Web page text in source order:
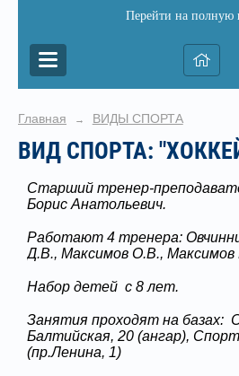
Перейти на полную
Главная → ВИДЫ СПОРТА
ВИД СПОРТА:
Старший тренер-
Борис Анатольевич.
Работают 4 тренера:
Д.В., Максимов О.В., Максимов
Набор детей с 8 лет.
Занятия проходят на базах:
Балтийская, 20 (ангар),
(пр.Ленина, 1)